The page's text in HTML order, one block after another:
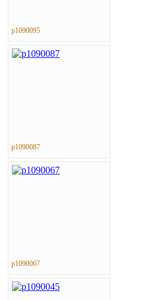
p1090095
p1090087
p1090067